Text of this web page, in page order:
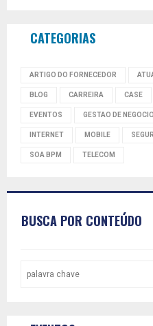
CATEGORIAS
ARTIGO DO FORNECEDOR
BLOG CARREIRA CASE
EVENTOS GESTAO DE
INTERNET MOBILE
SOA BPM TELECOM
BUSCA POR CONTEÚDO